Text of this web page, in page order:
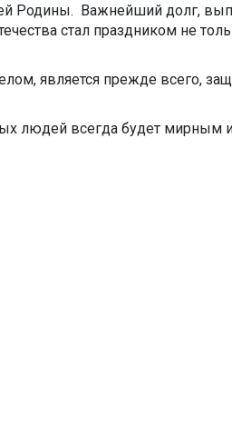
Родины. Важнейший долг,
стал праздником не
является прежде всего,
людей всегда будет мирным